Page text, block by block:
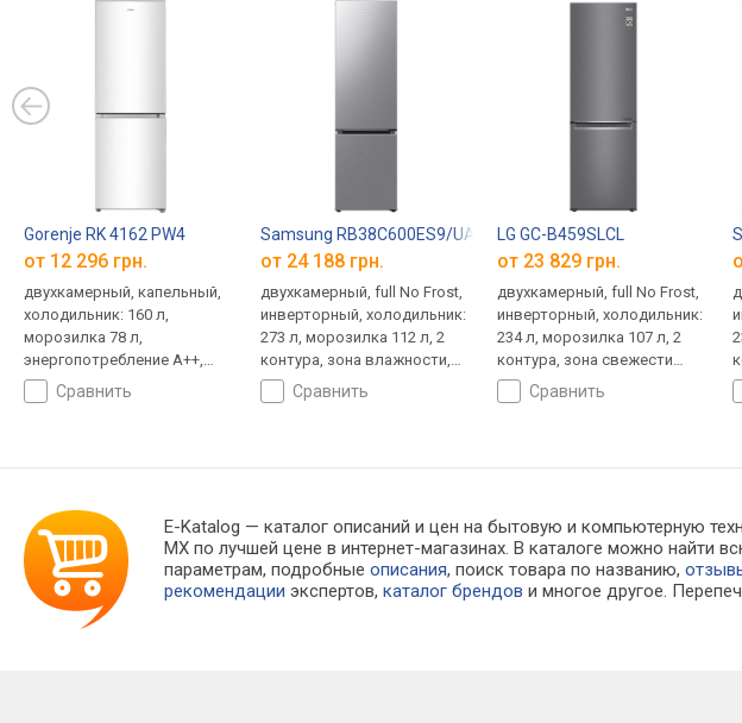
Gorenje RK 4162 PW4
от 12 296 грн.
двухкамерный, капельный,
холодильник: 160 л,
морозилка 78 л,
энергопотребление A++,
шум 39 дБ, 161.5x55x55.7 см
сравнить
Samsung RB38C600ES9/UA
от 24 188 грн.
двухкамерный, full No Frost,
инверторный, холодильник:
273 л, морозилка 112 л, 2
контура, зона влажности,
управление из Интернета,
энергопотребление A+, шум
сравнить
LG GC-B459SLCL
от 23 829 грн.
двухкамерный, full No Frost,
инверторный, холодильник:
234 л, морозилка 107 л, 2
контура, зона свежести
(нулевая камера), большой
ящик, энергопотребление
сравнить
E-Katalog — каталог описаний и цен на бытовую и компьютерную
MX по лучшей цене в интернет-магазинах. В каталоге можно
параметрам, подробныеописания, поиск товара по названию,
рекомендации экспертов,каталог брендов и многое другое.